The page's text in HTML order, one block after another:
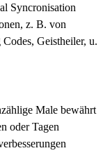
Syncronisation
z. B. von
Geistheiler, u.
Male bewährt
oder Tagen